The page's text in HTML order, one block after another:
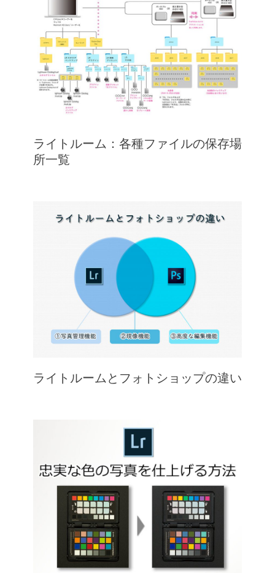
ライトルーム：各種ファイルの保存場
所一覧
ライトルームとフォトショップの違い